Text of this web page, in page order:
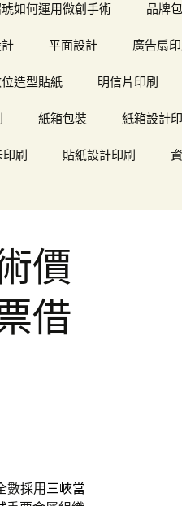
如何運用微創手術 品牌
平面設計 廣告扇
造型貼紙 明信片印刷
紙箱包裝 紙箱設計
刷 貼紙設計印刷
價
借
數採用三峽當